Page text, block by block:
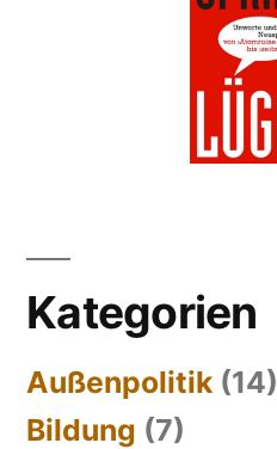
Kategorien
Außenpolitik (14)
Bildung (7)